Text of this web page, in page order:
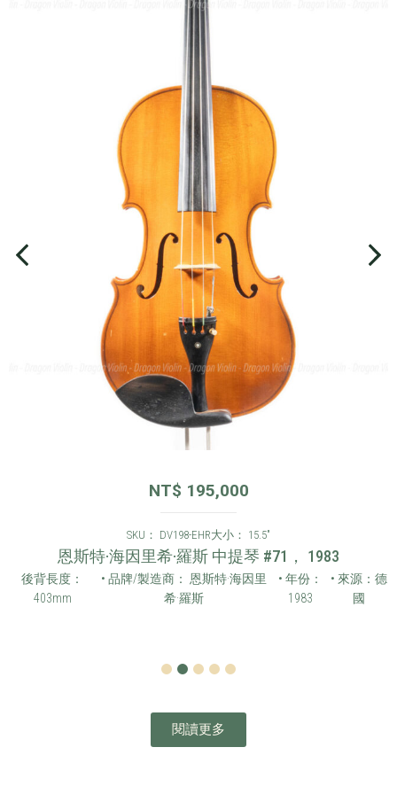
NT$ 195,000
SKU： DV198-EHR大小： 15.5"
恩斯特·海因里希·羅斯 中提琴 #71， 1983
後背長度：
403mm
• 品牌/製造商： 恩斯特·海因里
希·羅斯
• 年份：
1983
• 來源：德
國
4 5
閱讀更多